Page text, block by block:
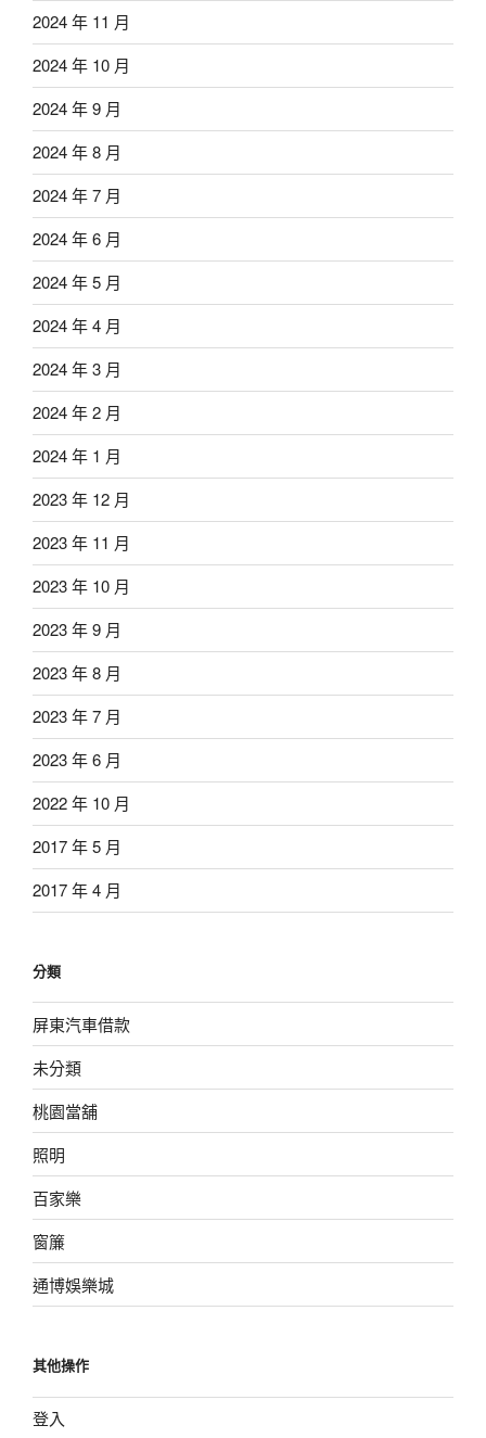
2024 年 11 月
2024 年 10 月
2024 年 9 月
2024 年 8 月
2024 年 7 月
2024 年 6 月
2024 年 5 月
2024 年 4 月
2024 年 3 月
2024 年 2 月
2024 年 1 月
2023 年 12 月
2023 年 11 月
2023 年 10 月
2023 年 9 月
2023 年 8 月
2023 年 7 月
2023 年 6 月
2022 年 10 月
2017 年 5 月
2017 年 4 月
分類
屏東汽車借款
未分類
桃園當舖
照明
百家樂
窗簾
通博娛樂城
其他操作
登入